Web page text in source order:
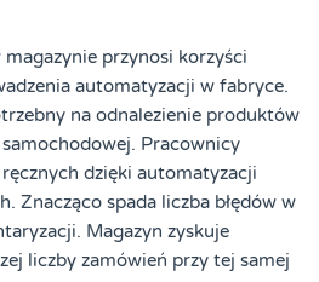
przynosi korzyści
automatyzacji w fabryce.
na odnalezienie produktów
Pracownicy
dzięki automatyzacji
Znacząco spada liczba błędów w
Magazyn zyskuje
liczby zamówień przy tej samej